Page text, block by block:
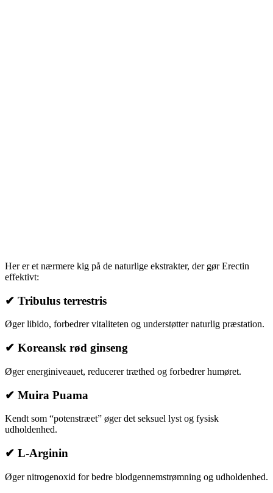
Her er et nærmere kig på de naturlige ekstrakter, der gør Erectin
effektivt:
✔ Tribulus terrestris
Øger libido, forbedrer vitaliteten og understøtter naturlig præstation.
✔ Koreansk rød ginseng
Øger energiniveauet, reducerer træthed og forbedrer humøret.
✔ Muira Puama
Kendt som “potenstræet” øger det seksuel lyst og fysisk
udholdenhed.
✔ L-Arginin
Øger nitrogenoxid for bedre blodgennemstrømning og udholdenhed.